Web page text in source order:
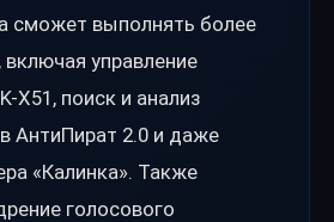
сможет выполнять более
управление
X51, поиск и анализ
АнтиПират 2.0 и даже
«Калинка». Также
голосового